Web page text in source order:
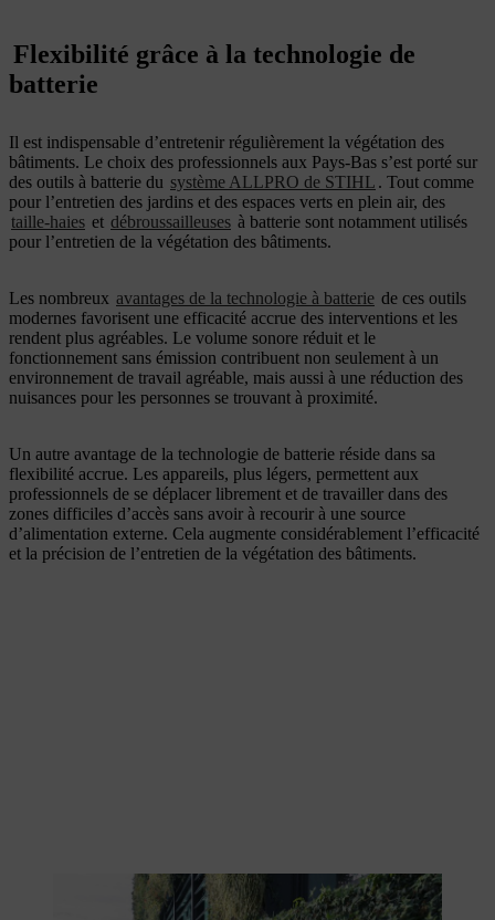
Flexibilité grâce à la technologie de
batterie
Il est indispensable d’entretenir régulièrement la végétation des
bâtiments. Le choix des professionnels aux Pays-Bas s’est porté sur
des outils à batterie du système ALLPRO de STIHL . Tout comme
pour l’entretien des jardins et des espaces verts en plein air, des
taille-haies et débroussailleuses à batterie sont notamment utilisés
pour l’entretien de la végétation des bâtiments.
Les nombreux avantages de la technologie à batterie de ces outils
modernes favorisent une efficacité accrue des interventions et les
rendent plus agréables. Le volume sonore réduit et le
fonctionnement sans émission contribuent non seulement à un
environnement de travail agréable, mais aussi à une réduction des
nuisances pour les personnes se trouvant à proximité.
Un autre avantage de la technologie de batterie réside dans sa
flexibilité accrue. Les appareils, plus légers, permettent aux
professionnels de se déplacer librement et de travailler dans des
zones difficiles d’accès sans avoir à recourir à une source
d’alimentation externe. Cela augmente considérablement l’efficacité
et la précision de l’entretien de la végétation des bâtiments.
Un taille-haie puissant est idéal pour l’entretien des espaces verts.